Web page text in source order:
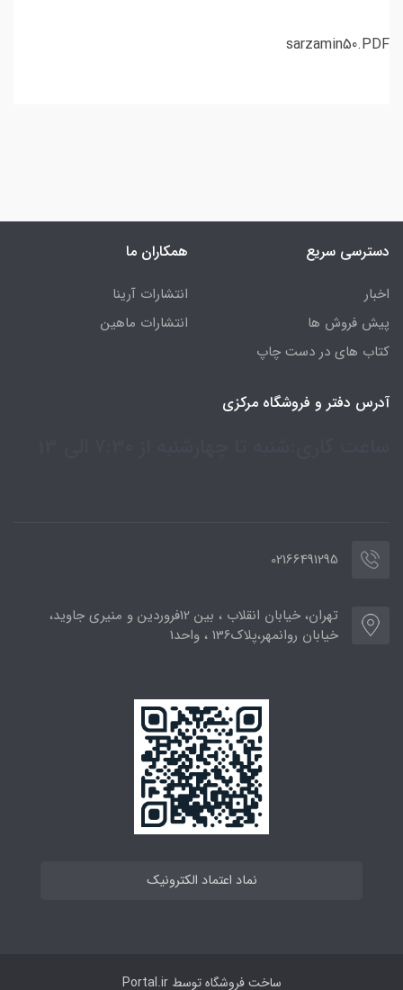
sarzamin50.PDF
دسترسی سریع
اخبار
پیش فروش ها
کتاب های در دست چاپ
همکاران ما
انتشارات آرینا
انتشارات ماهین
آدرس دفتر و فروشگاه مرکزی
02166491295
تهران، خیابان انقلاب ، بین 12فروردین و منیری جاوید،
خیابان روانمهر،پلاک136 ، واحد1
نماد اعتماد الکترونیک
ساخت فروشگاه توسطPortal.ir